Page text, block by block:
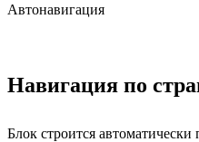
Автонавигация
Навигация по
Блок строится